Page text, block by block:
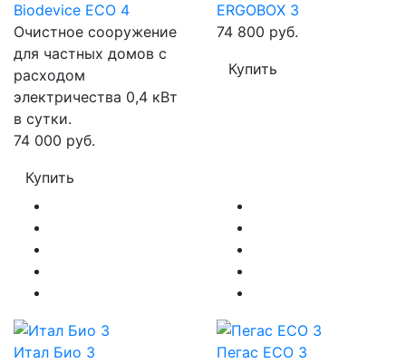
Biodevice ECO 4
Очистное сооружение
для частных домов с
расходом
электричества 0,4 кВт
в сутки.
74 000 руб.
Купить
ERGOBOX 3
74 800 руб.
Купить
Итал Био 3
Пегас ECO 3